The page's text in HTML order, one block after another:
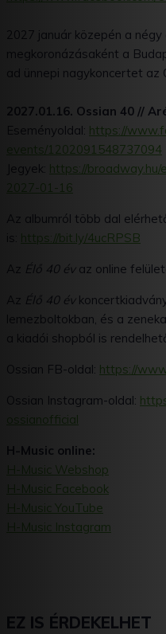
2027 január közepén a
megkoronázásaként a
ad ünnepi nagykoncertet az
2027.01.16. Ossian 40 //
Eseményoldal: https://
events/1202091548737094
Jegyek: https://broadway.hu/
2027-01-16
Az albumról több dal
is: https://bit.ly/4ucRPSB
Az Élő 40 évaz online
Az Élő 40 év
lemezboltokban, és a
a kiadói shopból is
Ossian FB-oldal: https://
Ossian Instagram-oldal:
ossianofficial
H-Music online:
H-Music Webshop
H-Music Facebook
H-Music YouTube
H-Music Instagram
EZ IS ÉRDEKELHET